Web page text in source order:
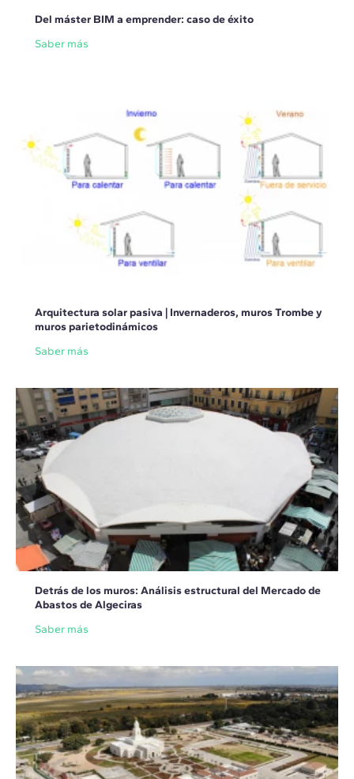
Del máster BIM a emprender: caso de éxito
Saber más
Arquitectura solar pasiva | Invernaderos, muros Trombe y
muros parietodinámicos
Saber más
Detrás de los muros: Análisis estructural del Mercado de
Abastos de Algeciras
Saber más